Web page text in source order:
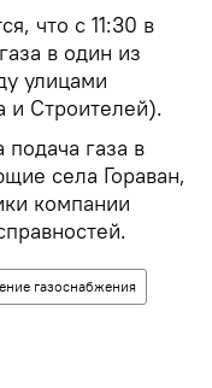
что с 11:30 в
в один из
улицами
и Строителей).
газа в
села Гораван,
компании
газоснабжения